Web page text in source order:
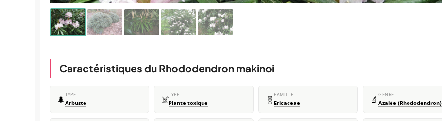
Caractéristiques du Rhododendron makinoi
🌲 TYPE
Arbuste ☠️TYPE
Plante toxique 🧬 FAMILLE
Ericaceae 🔬 GENRE
Azalée (Rhododendron)